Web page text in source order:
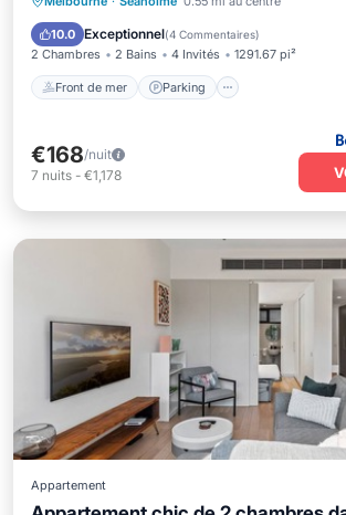
10.0 Exceptionnel(4 Commentaires)
2 Chambres 2 Bains 4 Invités 1291.67 pi²
Front de mer Parking
Vue sur l’océan
Balcon/Terrasse
€168/nuit
7 nuits - €1,178
Appartement